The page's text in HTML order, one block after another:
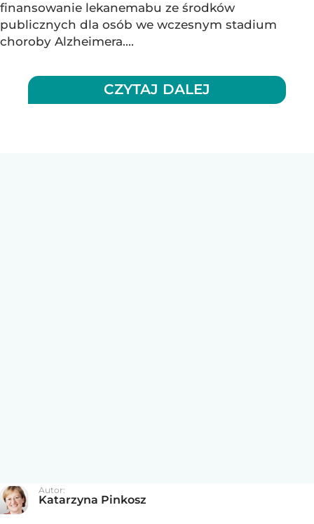
finansowanie lekanemabu ze środków
publicznych dla osób we wczesnym stadium
choroby Alzheimera....
CZYTAJ DALEJ
Autor:
Katarzyna Pinkosz